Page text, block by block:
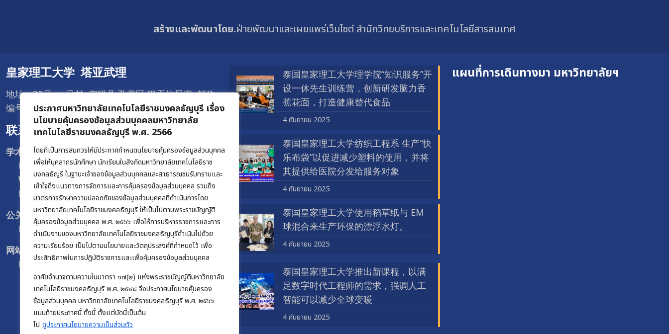
ประกาศมหาวิทยาลัยเทคโนโลยีราชมงคลธัญบุรี เรื่อง
นโยบายคุ้มครองข้อมูลส่วนบุคคลมหาวิทยาลัย
เทคโนโลยีราชมงคลธัญบุรี พ.ศ. 2566
โดยที่เป็นการสมควรให้มีประกาศกำหนดนโยบายคุ้มครองข้อมูลส่วนบุคคล
เพื่อให้บุคลากรนักศึกษา นักเรียนในสังกัดมหาวิทยาลัยเทคโนโลยีราช
มงคลธัญรี ในฐานะเจ้าของข้อมูลส่วนบุคคลและสาธารณชนรับทราบและ
เข้าใจถึงแนวทางการจัดการและการคุ้มครองข้อมูลส่วนบุคคล รวมถึง
มาตรการรักษาความปลอดภัยของข้อมูลส่วนบุคคลที่ดำเนินการโดย
มหาวิทยาลัยเทคโนโลยีราชมงคลธัญบุรี ให้เป็นไปตามพระราชบัญญัติ
คุ้มครองข้อมูลส่วนบุคคล พ.ศ. ๒๕๖๖ เพื่อให้การบริหารราชการและการ
ดำเนินงานของมหาวิทยาลัยเทคโนโลยีราชมงคลธัญบุรีดำเนินไปด้วย
ความเรียบร้อย เป็นไปตามนโยบายและวัตถุประสงค์ที่กำหนดไว้ เพื่อ
ประสิทธิภาพในการปฏิบัติราชการและเพื่อคุ้มครองข้อมูลส่วนบุคคล
อาศัยอำนาจตามความในมาตรา ๑๗(๒) แห่งพระราชบัญญัติมหาวิทยาลัย
เทคโนโลยีราชมงคลธัญบุรี พ.ศ. ๒๕๔๘ จึงประกาศนโยบายคุ้มครอง
ข้อมูลส่วนบุคคล มหาวิทยาลัยเทคโนโลยีราชมงคลธัญบุรี พ.ศ. ๒๕๖๖
แนบท้ายประกาศนี้ ทั้งนี้ ตั้งแต่บัดนี้เป็นต้น
ไป ดูประกาศนโยบายความเป็นส่วนตัว
สร้างและพัฒนาโดย.ฝ่ายพัฒนาและเผยแพร่เว็บไซต์ สำนักวิทยบริการและเทคโนโลยีสารสนเทศ
皇家理工大学 塔亚武理
地址：39号 一号村 空哄县 孔銮区 巴吞他尼府 邮政
编号12120
联系我们
学术促进和注册办公室 :
Facebook :@oregrmutt
Website :www.oreg.rmutt.ac.th
E-mail :oreg@rmutt.ac.th
公关部 :
E-mail :rmutt_news@rmutt.ac.th
网站开发与发布部 :
Facebook :
@WeblogRMUTT
泰国皇家理工大学理学院“知识服务”开
设一休先生训练营，创新研发脑力香
蕉花面，打造健康替代食品
4 กันยายน 2025
泰国皇家理工大学纺织工程系 生产“快
乐布袋”以促进减少塑料的使用，并将
其提供给医院分发给服务对象
4 กันยายน 2025
泰国皇家理工大学使用稻草纸与 EM
球混合来生产环保的漂浮水灯。
4 กันยายน 2025
泰国皇家理工大学推出新课程，以满
足数字时代工程师的需求，强调人工
智能可以减少全球变暖
4 กันยายน 2025
แผนที่การเดินทางมา มหาวิทยาลัยฯ